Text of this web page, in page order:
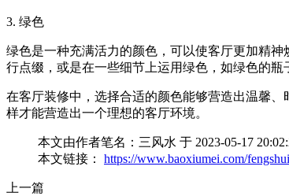
3. 绿色
绿色是一种充满活力的颜色，可以使客厅更加精
行点缀，或是在一些细节上运用绿色，如绿色的
在客厅装修中，选择合适的颜色能够营造出温馨
样才能营造出一个理想的客厅环境。
本文由作者笔名：三风水 于 2023-05-17
本文链接： https://www.baoxiumei.com/
上一篇